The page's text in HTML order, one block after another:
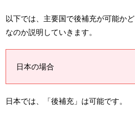
以下では、主要国で後補充が可能か
なのか説明していきます。
日本の場合
日本では、「後補充」は可能です。